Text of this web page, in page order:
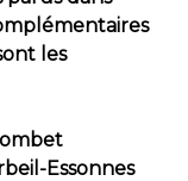
les
Essonnes